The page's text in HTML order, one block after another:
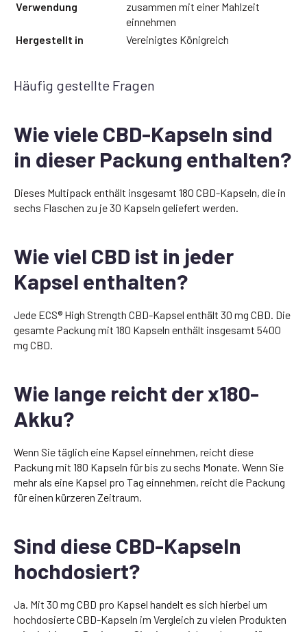
Verwendung
zusammen mit einer Mahlzeit
einnehmen
Hergestellt in
Vereinigtes Königreich
Häufig gestellte Fragen
Wie viele CBD-Kapseln sind
in dieser Packung enthalten?
Dieses Multipack enthält insgesamt 180 CBD-Kapseln, die in
sechs Flaschen zu je 30 Kapseln geliefert werden.
Wie viel CBD ist in jeder
Kapsel enthalten?
Jede ECS® High Strength CBD-Kapsel enthält 30 mg CBD. Die
gesamte Packung mit 180 Kapseln enthält insgesamt 5400
mg CBD.
Wie lange reicht der x180-
Akku?
Wenn Sie täglich eine Kapsel einnehmen, reicht diese
Packung mit 180 Kapseln für bis zu sechs Monate. Wenn Sie
mehr als eine Kapsel pro Tag einnehmen, reicht die Packung
für einen kürzeren Zeitraum.
Sind diese CBD-Kapseln
hochdosiert?
Ja. Mit 30 mg CBD pro Kapsel handelt es sich hierbei um
hochdosierte CBD-Kapseln im Vergleich zu vielen Produkten